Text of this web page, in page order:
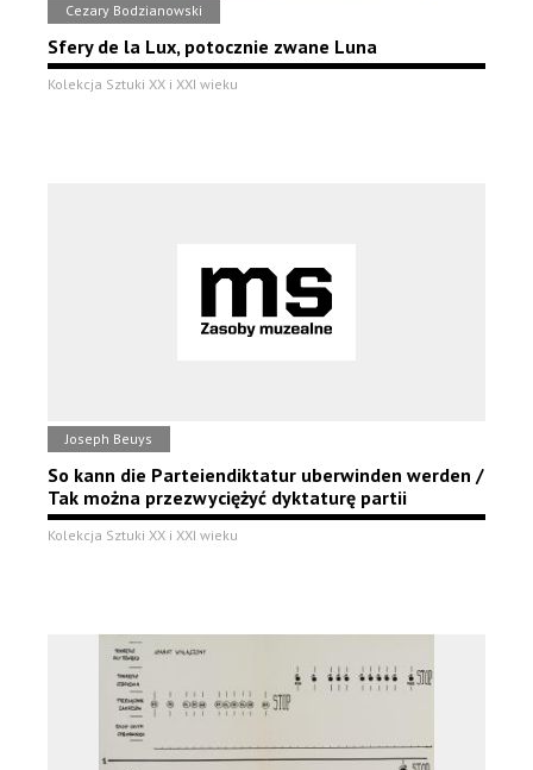
Cezary Bodzianowski
Sfery de la Lux, potocznie zwane Luna
Kolekcja Sztuki XX i XXI wieku
Joseph Beuys
So kann die Parteiendiktatur uberwinden werden /
Tak można przezwyciężyć dyktaturę partii
Kolekcja Sztuki XX i XXI wieku